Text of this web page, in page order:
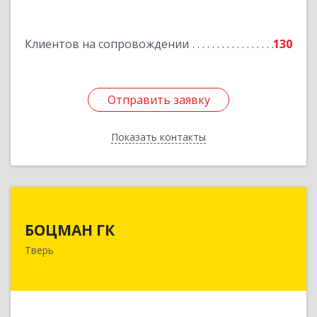
Клиентов на сопровождении 130
Отправить заявку
Показать контакты
Отправить заявку
Назад
БОЦМАН ГК
Тверь
Подробнее